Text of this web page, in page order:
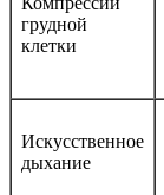
грудной
клетки
Искусственное
дыхание